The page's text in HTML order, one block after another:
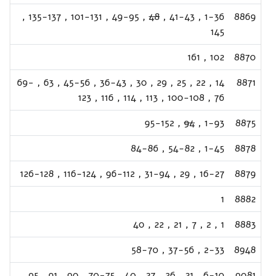
8869
1-36
,
41-43
,
48
,
49-95
,
101-131
,
135-137
,
145
8870
102
,
161
8871
14
,
22
,
25
,
29
,
30
,
36-43
,
45-56
,
63
,
69-
76
,
100-108
,
113
,
114
,
116
,
123
8875
1-93
,
94
,
95-152
8878
1-45
,
54-82
,
84-86
8879
16-27
,
29
,
31-94
,
96-112
,
116-124
,
126-128
8882
1
8883
1
,
2
,
7
,
21
,
22
,
40
8948
2-33
,
37-56
,
58-70